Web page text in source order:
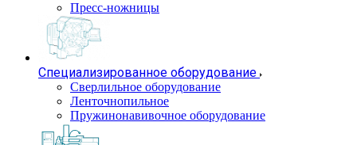
Пресс-ножницы
Специализированное оборудование
Сверлильное оборудование
Ленточнопильное
Пружинонавивочное оборудование